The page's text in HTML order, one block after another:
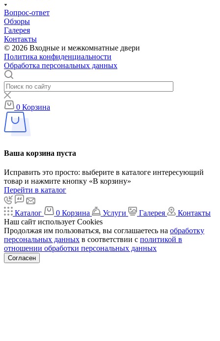
Вопрос-ответ
Обзоры
Галерея
Контакты
© 2026 Входные и межкомнатные двери
Политика конфиденциальности
Обработка персональных данных
0 Корзина
Ваша корзина пуста
Исправить это просто: выберите в каталоге интересующий
товар и нажмите кнопку «В корзину»
Перейти в каталог
Каталог 0 Корзина Услуги Галерея
Контакты
Наш сайт использует Cookies
Продолжая им пользоваться, вы соглашаетесь на обработку
персональных данных в соответствии с политикой в
отношении обработки персональных данных
Согласен